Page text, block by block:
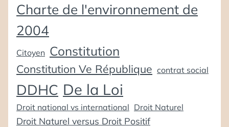
Charte de l'environnement de
2004
Citoyen Constitution
Constitution Ve République contrat social
DDHC De la Loi
Droit national vs international Droit Naturel
Droit Naturel versus Droit Positif